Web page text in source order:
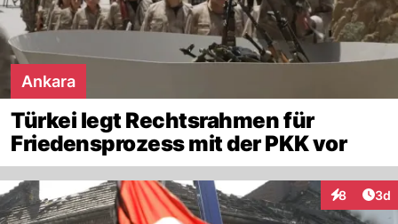
Ankara
Türkei legt Rechtsrahmen für
Friedensprozess mit der PKK vor
8 3d